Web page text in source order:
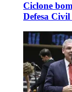
Ciclone
Defesa